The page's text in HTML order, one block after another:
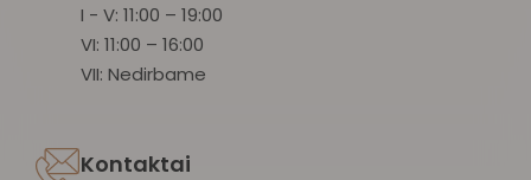
I - V: 11:00 – 19:00
VI: 11:00 – 16:00
VII: Nedirbame
Kontaktai